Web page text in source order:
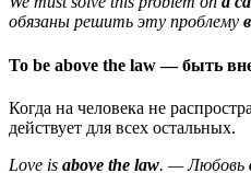
обязаны решить эту проблему
To be above the law — быть
Когда на человека не
действует для всех остальных.
Love is above the law. — Любовь